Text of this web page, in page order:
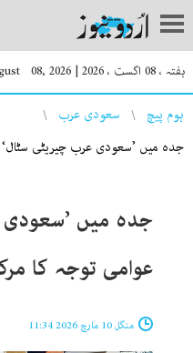
ہفتہ ، 08 اگست ، 2026 |
08, 2026
You are here
ہوم پیچ
سعودی عرب
جدہ میں ’سعودی عرب چیریٹی سٹال‘
جدہ میں
عوامی توجہ کا
منگل 10 مارچ 2026 11:34